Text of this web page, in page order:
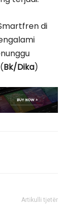
di
Bk/Dika)
Artikulli tjetër